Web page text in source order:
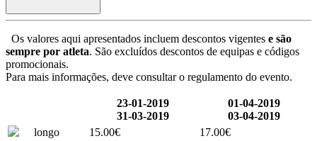
Os valores aqui apresentados incluem descontos vigentes e são
sempre por atleta. São excluídos descontos de equipas e códigos
promocionais.
Para mais informações, deve consultar o regulamento do evento.
23-01-2019
31-03-2019
01-04-2019
03-04-2019
longo
15.00€
17.00€